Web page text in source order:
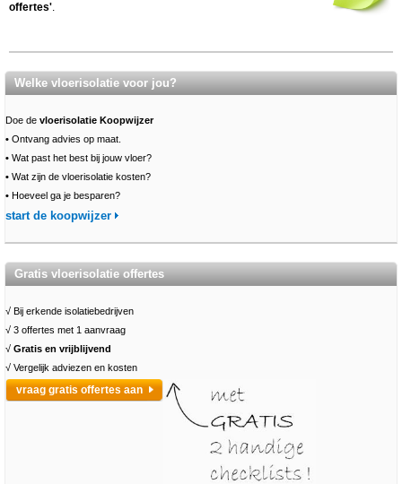
offertes'.
Welke vloerisolatie voor jou?
Doe de vloerisolatie Koopwijzer
• Ontvang advies op maat.
• Wat past het best bij jouw vloer?
• Wat zijn de vloerisolatie kosten?
• Hoeveel ga je besparen?
start de koopwijzer
Gratis vloerisolatie offertes
√ Bij erkende isolatiebedrijven
√ 3 offertes met 1 aanvraag
√ Gratis en vrijblijvend
√ Vergelijk adviezen en kosten
vraag gratis offertes aan